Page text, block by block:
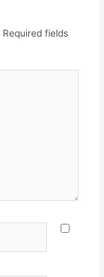
Required fields